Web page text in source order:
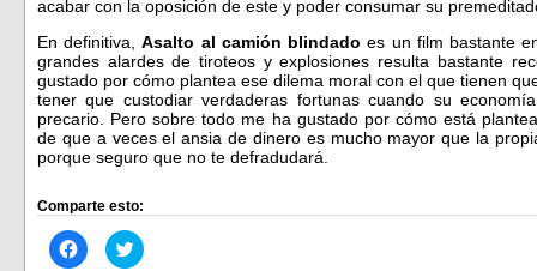
acabar con la oposición de este y poder consumar su
En definitiva,Asalto al camión blindado es un film bastante
grandes alardes de tiroteos y explosiones resulta bastante
gustado por cómo plantea ese dilema moral con el que tienen
tener que custodiar verdaderas fortunas cuando su
precario. Pero sobre todo me ha gustado por cómo está
de que a veces el ansia de dinero es mucho mayor que la
porque seguro que no te defradudará.
Comparte esto:
Haz
clic
Haz
clic